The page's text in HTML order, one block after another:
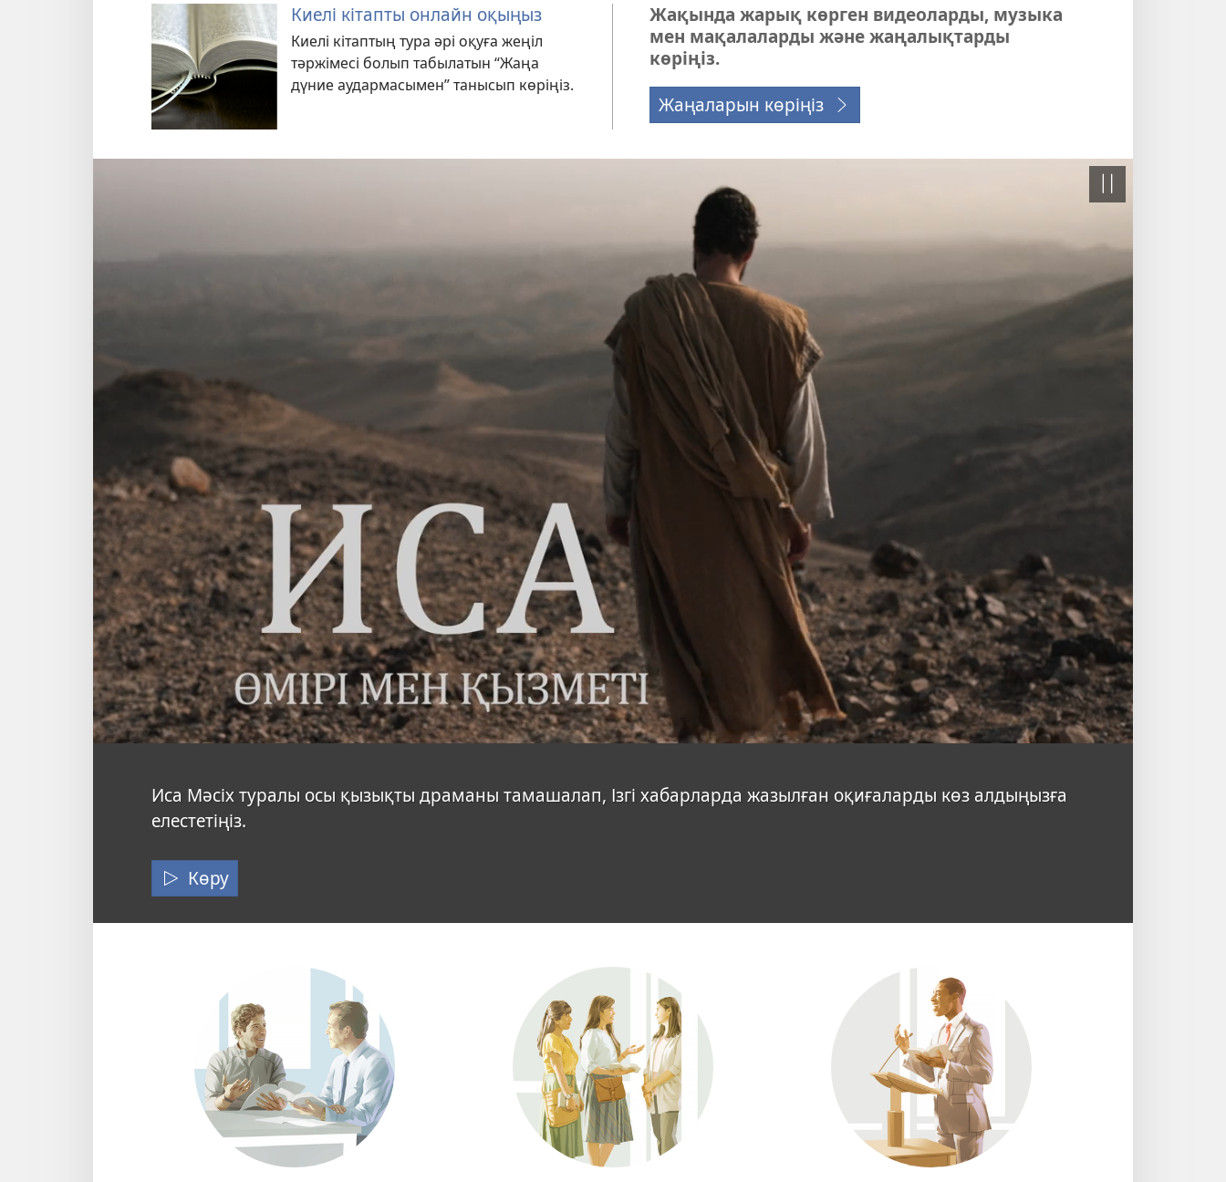
Киелі кітапты онлайн оқыңыз
Киелі кітаптың тура әрі оқуға жеңіл
тәржімесі болып табылатын “Жаңа
дүние аудармасымен” танысып көріңіз.
Жақында жарық көрген видеоларды, музыка
мен мақалаларды және жаңалықтарды
көріңіз.
Жаңаларын көріңіз
Иса.
Өмірі
мен
қызметі
Иса Мәсіх туралы осы қызықты драманы тамашалап, Ізгі хабарларда жазылған оқиғаларды көз алдыңызға
елестетіңіз.
Көру